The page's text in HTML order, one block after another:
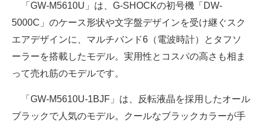
「GW-M5610U」は、G-SHOCKの初号機「DW-
5000C」のケース形状や文字盤デザインを受け継ぐスク
エアデザインに、マルチバンド6（電波時計）とタフソ
ーラーを搭載したモデル。実用性とコスパの高さも相ま
って売れ筋のモデルです。
「GW-M5610U-1BJF」は、反転液晶を採用したオール
ブラックで人気のモデル。クールなブラックカラーが手